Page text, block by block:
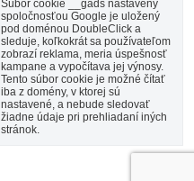
Súbor cookie __gads nastavený
spoločnosťou Google je uložený
pod doménou DoubleClick a
sleduje, koľkokrát sa používateľom
zobrazí reklama, meria úspešnosť
kampane a vypočítava jej výnosy.
Tento súbor cookie je možné čítať
iba z domény, v ktorej sú
nastavené, a nebude sledovať
žiadne údaje pri prehliadaní iných
stránok.